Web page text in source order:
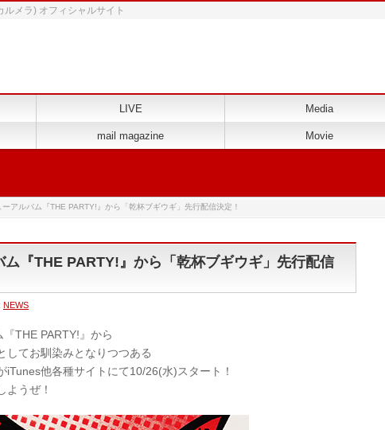
メラ) オフィシャルサイト
LIVE Media
mail magazine Movie
アルバム『THE PARTY!』から「乾杯ブギウギ」先行配信決定！
ム『THE PARTY!』から「乾杯ブギウギ」先行配信
NEWS
THE PARTY!』から
してお馴染みとなりつつある
iTunes他各種サイトにて10/26(水)スタート！
ようぜ！